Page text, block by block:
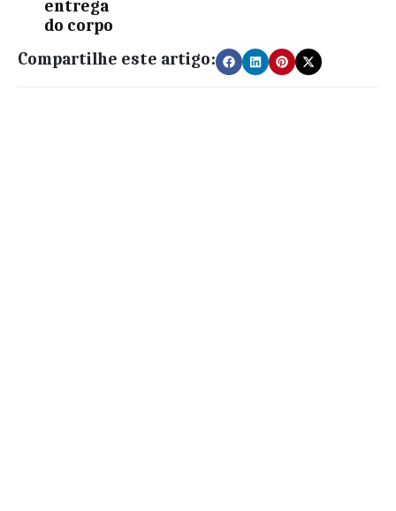
entrega
do corpo
Compartilhe este artigo: